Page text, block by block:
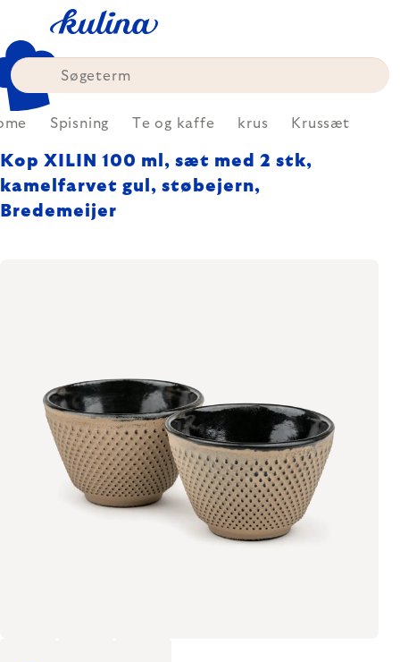
content
Spisning Te og kaffe krus Krussæt
Kop XILIN 100 ml, sæt med 2 stk,
kamelfarvet gul, støbejern,
Bredemeijer